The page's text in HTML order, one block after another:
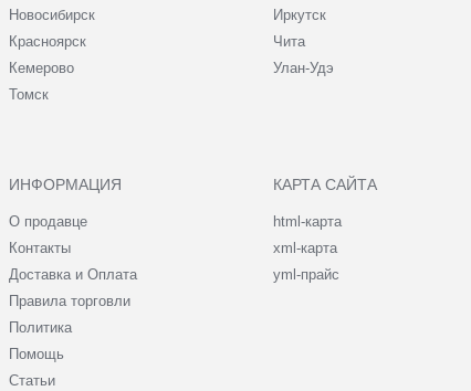
Новосибирск
Красноярск
Кемерово
Томск
Иркутск
Чита
Улан-Удэ
ИНФОРМАЦИЯ
О продавце
Контакты
Доставка и Оплата
Правила торговли
Политика
Помощь
Статьи
КАРТА САЙТА
html-карта
xml-карта
yml-прайс